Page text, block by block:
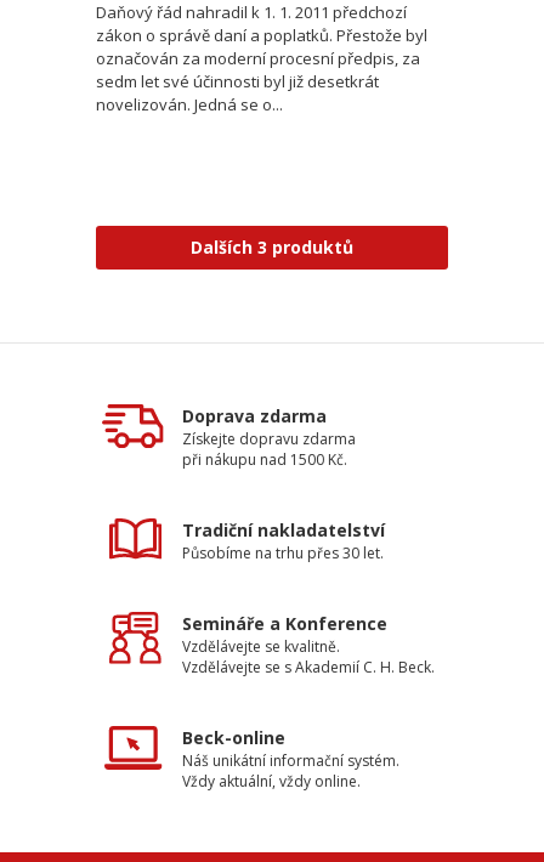
Daňový řád nahradil k 1. 1. 2011 předchozí
zákon o správě daní a poplatků. Přestože byl
označován za moderní procesní předpis, za
sedm let své účinnosti byl již desetkrát
novelizován. Jedná se o...
Dalších 3 produktů
Doprava zdarma
Získejte dopravu zdarma
při nákupu nad 1500 Kč.
Tradiční nakladatelství
Působíme na trhu přes 30 let.
Semináře a Konference
Vzdělávejte se kvalitně.
Vzdělávejte se s Akademií C. H. Beck.
Beck-online
Náš unikátní informační systém.
Vždy aktuální, vždy online.